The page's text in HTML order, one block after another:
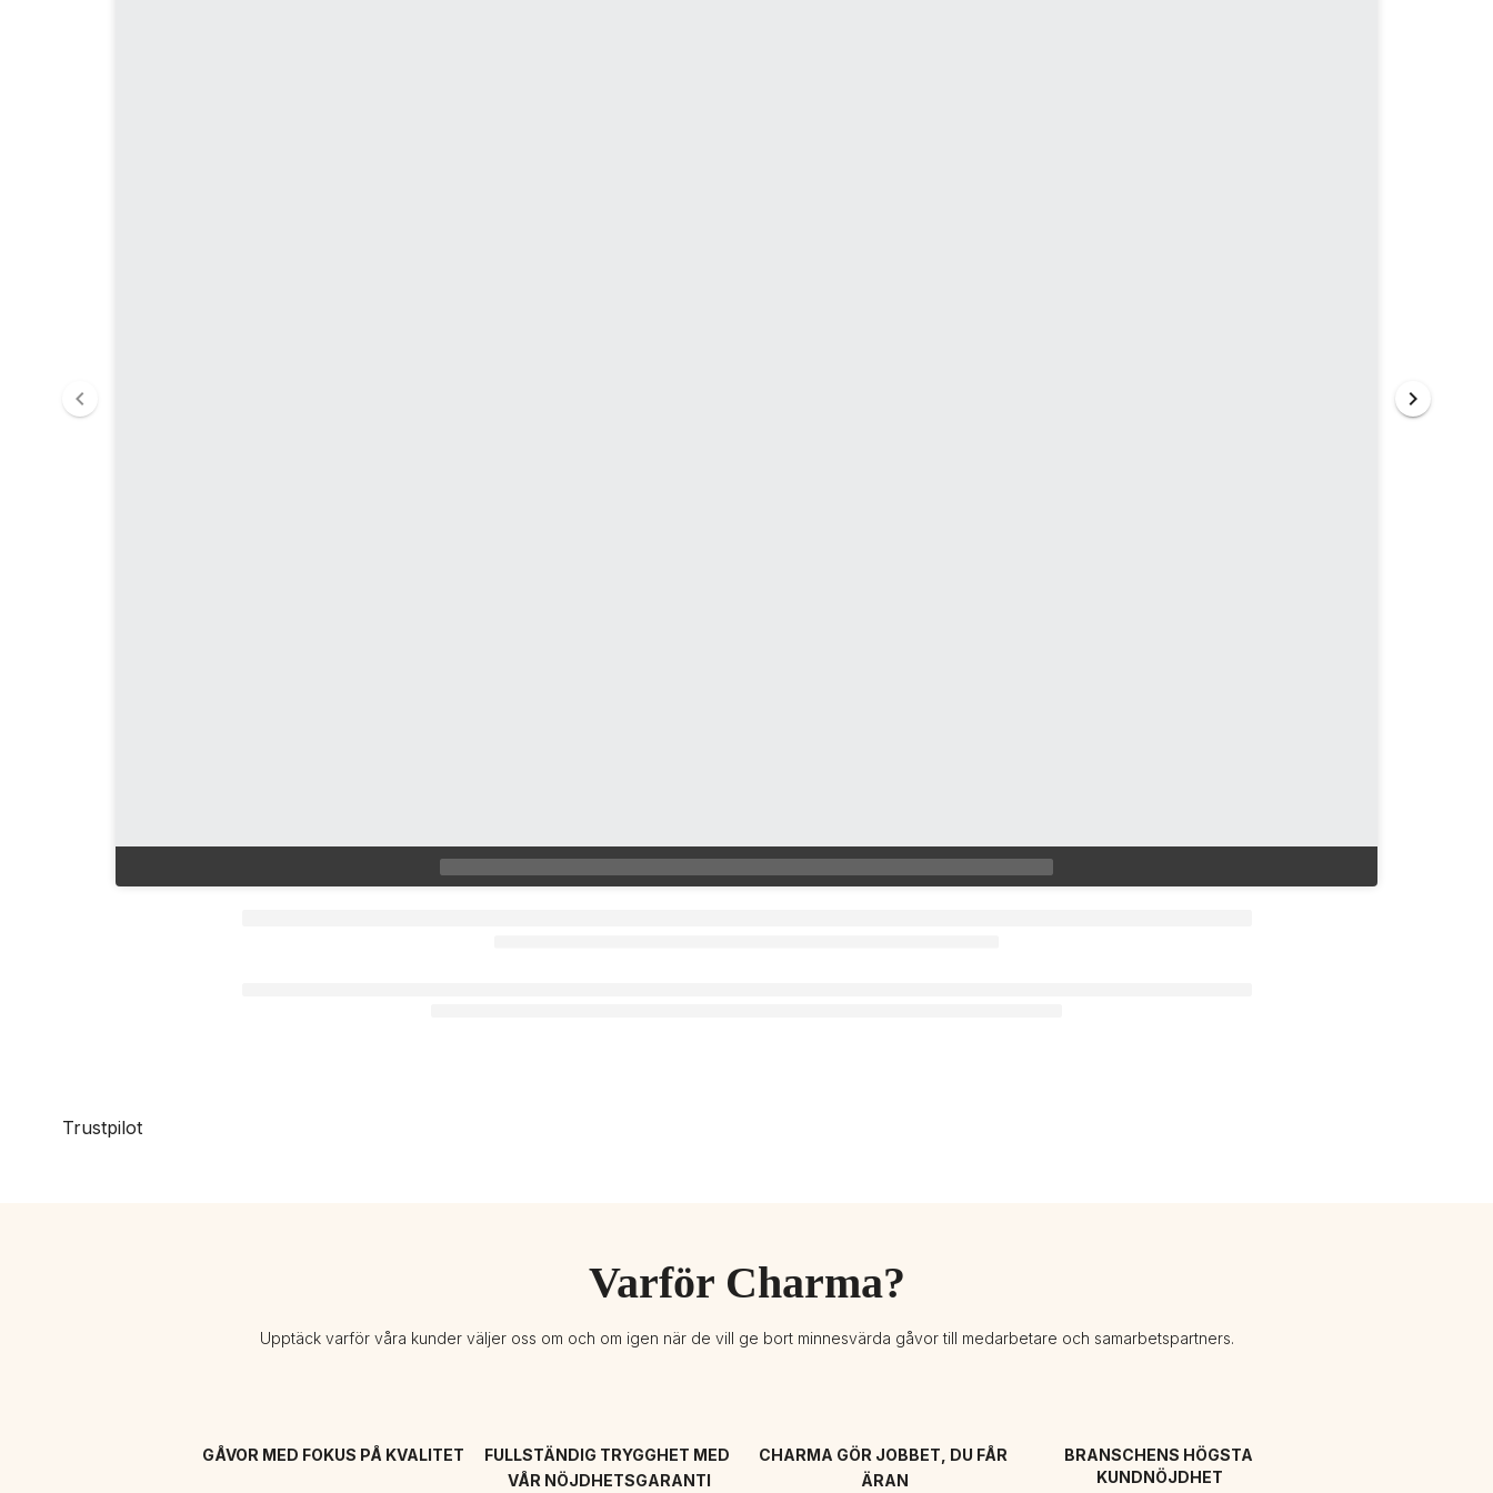
Trustpilot
Varför Charma?
Upptäck varför våra kunder väljer oss om och om igen när de vill ge bort minnesvärda gåvor till medarbetare och samarbetspartners.
GÅVOR MED FOKUS PÅ KVALITET
FULLSTÄNDIG TRYGGHET MED
VÅR NÖJDHETSGARANTI
CHARMA GÖR JOBBET, DU FÅR
ÄRAN
BRANSCHENS HÖGSTA
KUNDNÖJDHET